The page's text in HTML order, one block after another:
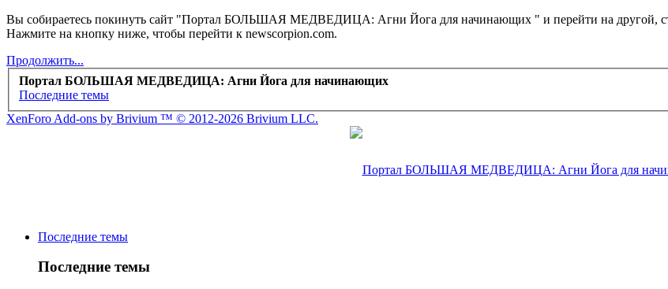
Вы собираетесь покинуть сайт "Портал БОЛЬШАЯ МЕДВЕДИЦА: Агни Йога для начинающих " и перейти на другой,
Нажмите на кнопку ниже, чтобы перейти к newscorpion.com.
Продолжить...
Портал БОЛЬШАЯ МЕДВЕДИЦА: Агни Йога для начинающих
Последние темы
XenForo Add-ons by Brivium ™ © 2012-2026 Brivium LLC.
Последние темы
Последние темы